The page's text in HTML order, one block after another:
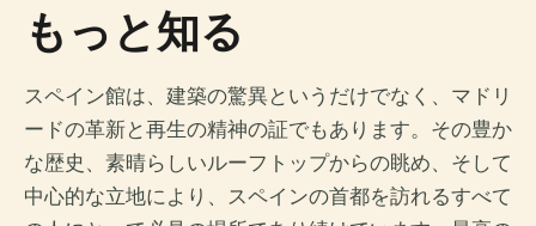
もっと知る
スペイン館は、建築の驚異というだけでなく、マドリ
ードの革新と再生の精神の証でもあります。その豊か
な歴史、素晴らしいルーフトップからの眺め、そして
中心的な立地により、スペインの首都を訪れるすべて